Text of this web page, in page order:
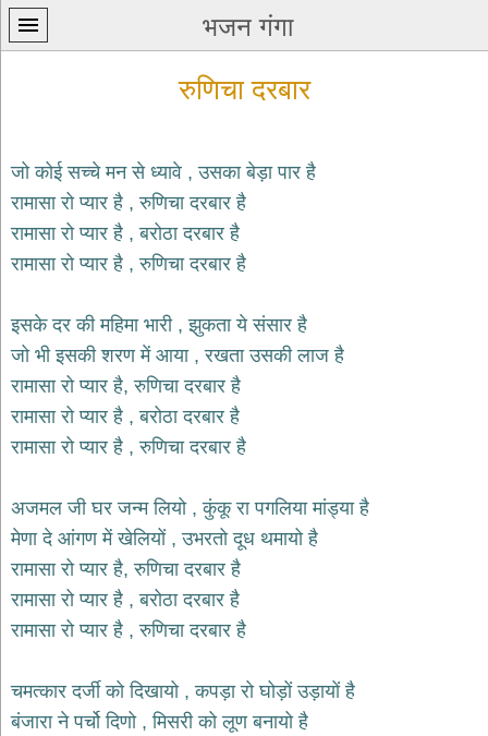
भजन गंगा
प्रथम
पन्ना
भजन
krishna
bhajans
शिव
भजन
bhajans
भजन
hanuman
bhajans
साईं
भजन
bhajans
भजन
jain
bhajans
रुणिचा दरबार
जो कोई सच्चे मन से ध्यावे , उसका बेड़ा पार है
रामासा रो प्यार है , रुणिचा दरबार है
रामासा रो प्यार है , बरोठा दरबार है
रामासा रो प्यार है , रुणिचा दरबार है
इसके दर की महिमा भारी , झुकता ये संसार है
जो भी इसकी शरण में आया , रखता उसकी लाज है
रामासा रो प्यार है, रुणिचा दरबार है
रामासा रो प्यार है , बरोठा दरबार है
रामासा रो प्यार है , रुणिचा दरबार है
अजमल जी घर जन्म लियो , कुंकू रा पगलिया मांड्या है
मेणा दे आंगण में खेलियों , उभरतो दूध थमायो है
रामासा रो प्यार है, रुणिचा दरबार है
रामासा रो प्यार है , बरोठा दरबार है
रामासा रो प्यार है , रुणिचा दरबार है
चमत्कार दर्जी को दिखायो , कपड़ा रो घोड़ों उड़ायों है
बंजारा ने पर्चो दिणो , मिसरी को लूण बनायो है